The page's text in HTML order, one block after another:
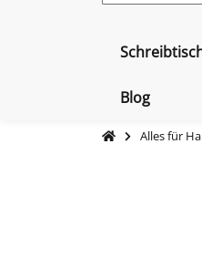
Blog
Alles für